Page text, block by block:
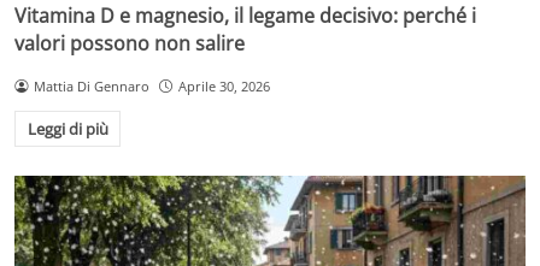
Vitamina D e magnesio, il legame decisivo: perché i
valori possono non salire
Mattia Di Gennaro Aprile 30, 2026
Leggi di più